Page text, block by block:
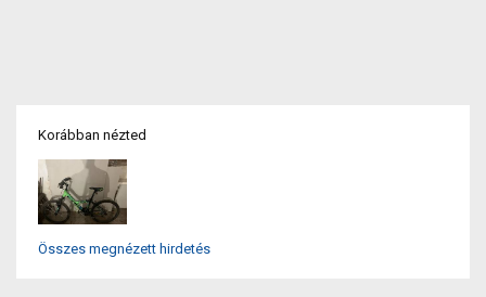
Korábban nézted
Összes megnézett hirdetés